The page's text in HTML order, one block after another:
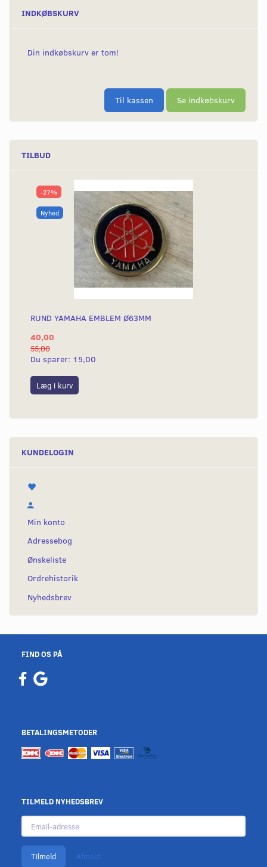
INDKØBSKURV
Din indkøbskurv er tom!
Til kassen Se indkøbskurv
TILBUD
-27%
Nyhed
RUND YAMAHA EMBLEM Ø63MM
40,00
55,00
Du sparer: 15,00
Læg i kurv
KUNDELOGIN
Min konto
Adressebog
Ønskeliste
Ordrehistorik
Nyhedsbrev
FIND OS PÅ
BETALINGSMETODER
TILMELD NYHEDSBREV
Email-
adresse
Tilmeld Afmeld